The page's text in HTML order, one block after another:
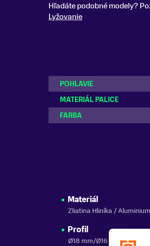
Hľadáte podobné modely?
Lyžovanie
POHLAVIE
MATERIÁL PALICE
FARBA
Materiál
Zliatina Hliníka /
Profil
Ø18 mm/Ø16 mm